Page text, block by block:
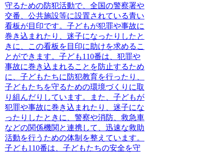
守るための防犯活動で、全国の警察署や
交番、公共施設等に設置されている青い
看板が目印です。子どもが犯罪や事故に
巻き込まれたり、迷子になったりしたと
きに、この看板を目印に助けを求めるこ
とができます。子ども110番は、犯罪や
事故に巻き込まれることを防止するため
に、子どもたちに防犯教育を行ったり、
子どもたちを守るための環境づくりに取
り組んだりしています。また、子どもが
犯罪や事故に巻き込まれたり、迷子にな
ったりしたときに、警察や消防、救急車
などの関係機関と連携して、迅速な救助
活動を行うための体制を整えています。
子ども110番は、子どもたちの安全を守